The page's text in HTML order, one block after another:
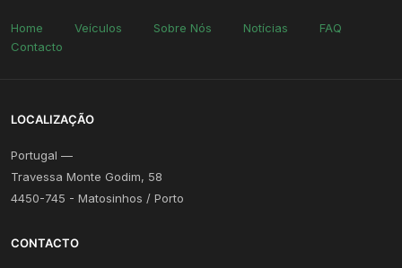
Home Veículos Sobre Nós Notícias
FAQ
Contacto
LOCALIZAÇÃO
Portugal —
Travessa Monte Godim, 58
4450-745 - Matosinhos / Porto
CONTACTO